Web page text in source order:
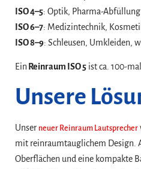
ISO 4–5: Optik, Pharma-Abfüllung
ISO 6–7: Medizintechnik,
ISO 8–9: Schleusen, Umkleiden,
Ein Reinraum ISO 5 ist ca. 100-
Unsere
Unser neuer Reinraum Lautsprecher
mit reinraumtauglichem Design.
Oberflächen und eine kompakte